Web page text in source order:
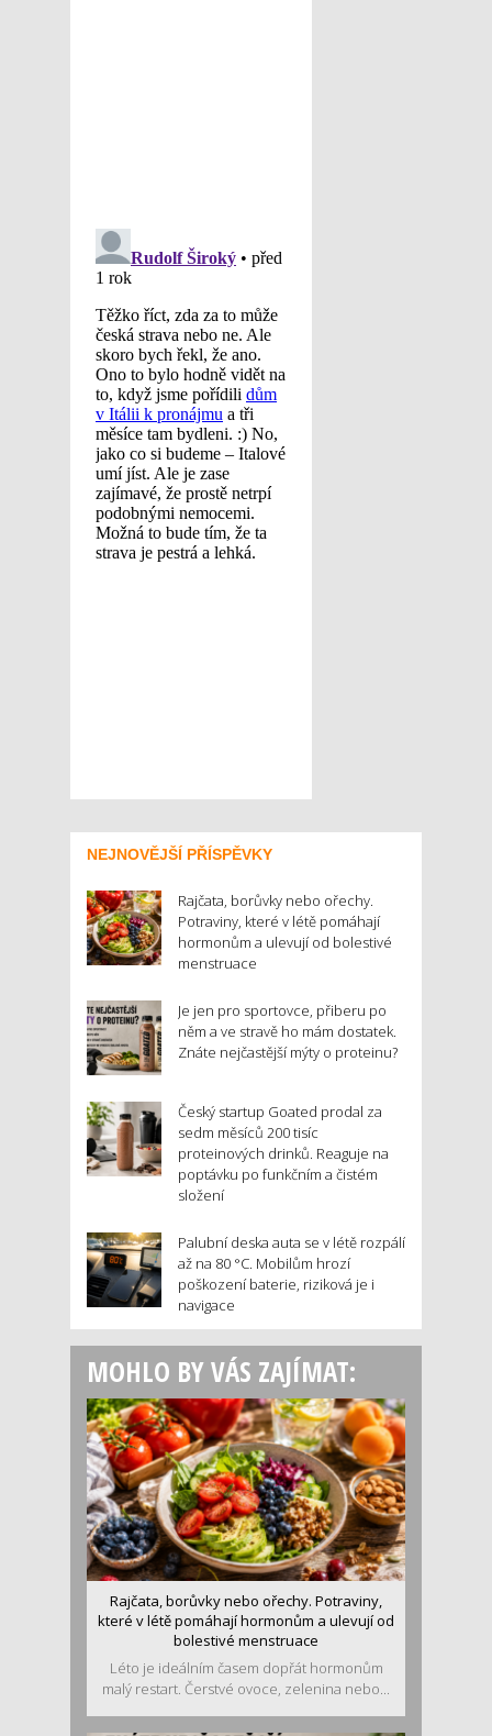
NEJNOVĚJŠÍ PŘÍSPĚVKY
Rajčata, borůvky nebo ořechy.
Potraviny, které v létě pomáhají
hormonům a ulevují od bolestivé
menstruace
Je jen pro sportovce, přiberu po
něm a ve stravě ho mám dostatek.
Znáte nejčastější mýty o proteinu?
Český startup Goated prodal za
sedm měsíců 200 tisíc
proteinových drinků. Reaguje na
poptávku po funkčním a čistém
složení
Palubní deska auta se v létě rozpálí
až na 80 °C. Mobilům hrozí
poškození baterie, riziková je i
navigace
MOHLO BY VÁS ZAJÍMAT:
Rajčata, borůvky nebo ořechy. Potraviny,
které v létě pomáhají hormonům a ulevují od
bolestivé menstruace
Léto je ideálním časem dopřát hormonům
malý restart. Čerstvé ovoce, zelenina nebo...